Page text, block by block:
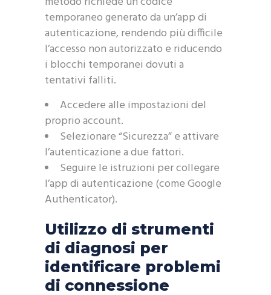
temporaneo generato da un’app di
autenticazione, rendendo più difficile
l’accesso non autorizzato e riducendo
i blocchi temporanei dovuti a
tentativi falliti.
Accedere alle impostazioni del
proprio account.
Selezionare “Sicurezza” e attivare
l’autenticazione a due fattori.
Seguire le istruzioni per collegare
l’app di autenticazione (come Google
Authenticator).
Utilizzo di strumenti
di diagnosi per
identificare problemi
di connessione